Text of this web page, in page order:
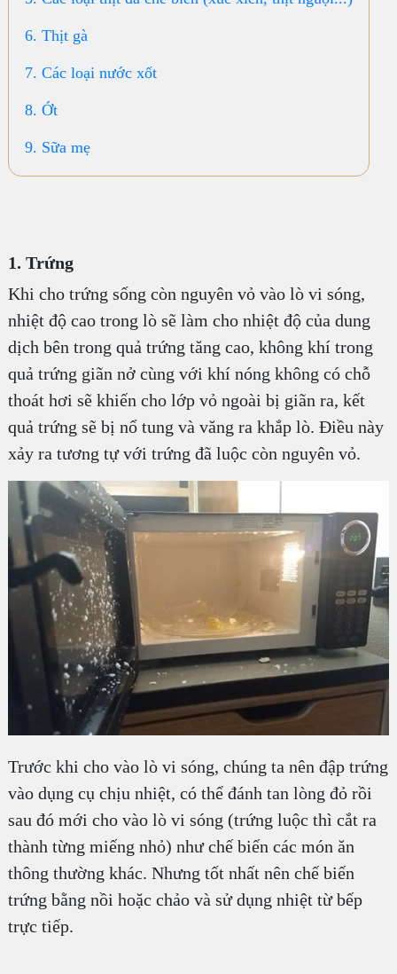
6. Thịt gà
7. Các loại nước xốt
8. Ớt
9. Sữa mẹ
1. Trứng
Khi cho trứng sống còn nguyên vỏ vào lò vi sóng,
nhiệt độ cao trong lò sẽ làm cho nhiệt độ của dung
dịch bên trong quả trứng tăng cao, không khí trong
quả trứng giãn nở cùng với khí nóng không có chỗ
thoát hơi sẽ khiến cho lớp vỏ ngoài bị giãn ra, kết
quả trứng sẽ bị nổ tung và văng ra khắp lò. Điều này
xảy ra tương tự với trứng đã luộc còn nguyên vỏ.
Trước khi cho vào lò vi sóng, chúng ta nên đập trứng
vào dụng cụ chịu nhiệt, có thể đánh tan lòng đỏ rồi
sau đó mới cho vào lò vi sóng (trứng luộc thì cắt ra
thành từng miếng nhỏ) như chế biến các món ăn
thông thường khác. Nhưng tốt nhất nên chế biến
trứng bằng nồi hoặc chảo và sử dụng nhiệt từ bếp
trực tiếp.